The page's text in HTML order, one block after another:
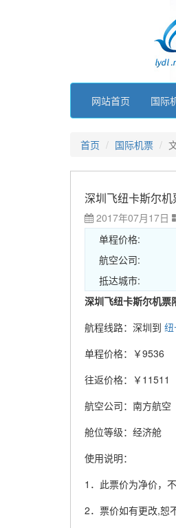
网站首页 国际
首页 国际机票
深圳飞纽卡斯尔机
2017年07月17日
单程价格:
航空公司:
抵达城市:
深圳飞纽卡斯尔机票
航程线路：深圳到
单程价格：￥9536
往返价格：￥11511
航空公司：南方航空
舱位等级：经济舱
使用说明：
1．此票价为净价，
2．票价如有更改,恕